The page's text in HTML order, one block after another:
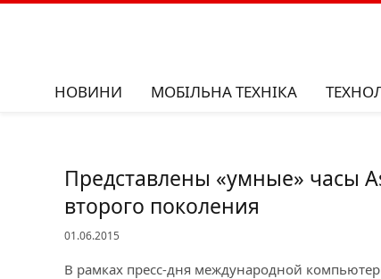
НОВИНИ МОБІЛЬНА ТЕХНІКА
Представлены «умные» часы
второго поколения
01.06.2015
В рамках пресс-дня международной